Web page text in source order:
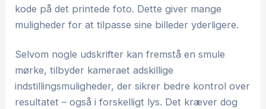
kode på det printede foto. Dette giver mange
muligheder for at tilpasse sine billeder yderligere.
Selvom nogle udskrifter kan fremstå en smule
mørke, tilbyder kameraet adskillige
indstillingsmuligheder, der sikrer bedre kontrol over
resultatet – også i forskelligt lys. Det kræver dog